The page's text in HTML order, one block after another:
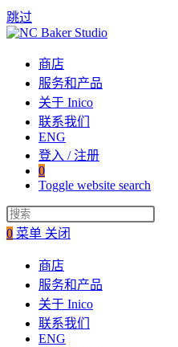
跳过
商店
服务和产品
关于 Inico
联系我们
ENG
登入 / 注册
0
Toggle website search
0 菜单 关闭
商店
服务和产品
关于 Inico
联系我们
ENG